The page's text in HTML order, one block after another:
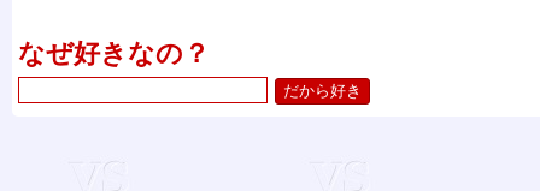
なぜ好きなの？